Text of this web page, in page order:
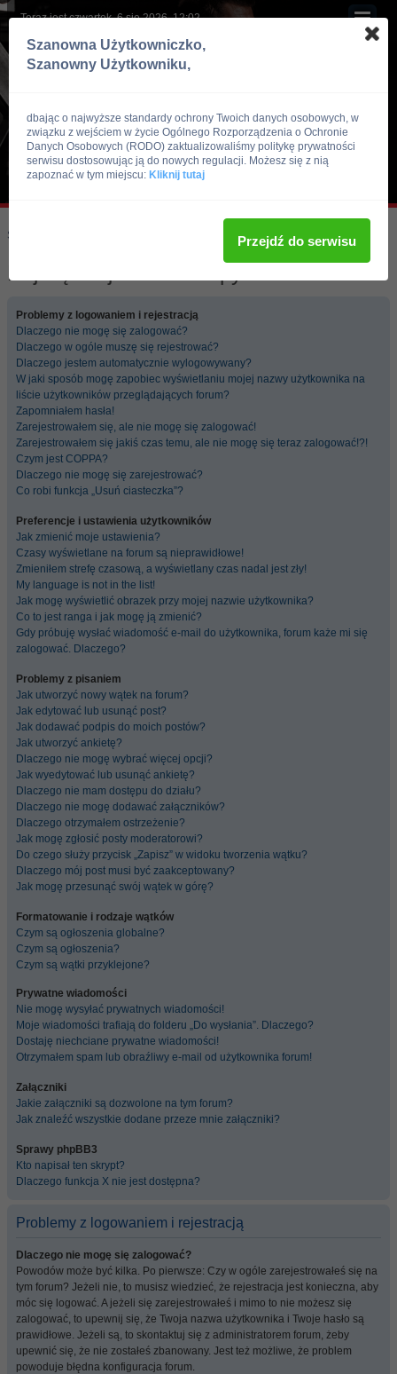
Teraz jest czwartek, 6 sie 2026, 12:02
Skocz do:
Najczęściej zadawane pytania
Problemy z logowaniem i rejestracją
Dlaczego nie mogę się zalogować?
Dlaczego w ogóle muszę się rejestrować?
Dlaczego jestem automatycznie wylogowywany?
W jaki sposób mogę zapobiec wyświetlaniu mojej nazwy użytkownika na
liście użytkowników przeglądających forum?
Zapomniałem hasła!
Zarejestrowałem się, ale nie mogę się zalogować!
Zarejestrowałem się jakiś czas temu, ale nie mogę się teraz zalogować!?!
Czym jest COPPA?
Dlaczego nie mogę się zarejestrować?
Co robi funkcja „Usuń ciasteczka”?
Preferencje i ustawienia użytkowników
Jak zmienić moje ustawienia?
Czasy wyświetlane na forum są nieprawidłowe!
Zmieniłem strefę czasową, a wyświetlany czas nadal jest zły!
My language is not in the list!
Jak mogę wyświetlić obrazek przy mojej nazwie użytkownika?
Co to jest ranga i jak mogę ją zmienić?
Gdy próbuję wysłać wiadomość e-mail do użytkownika, forum każe mi się
zalogować. Dlaczego?
Problemy z pisaniem
Jak utworzyć nowy wątek na forum?
Jak edytować lub usunąć post?
Jak dodawać podpis do moich postów?
Jak utworzyć ankietę?
Dlaczego nie mogę wybrać więcej opcji?
Jak wyedytować lub usunąć ankietę?
Dlaczego nie mam dostępu do działu?
Dlaczego nie mogę dodawać załączników?
Dlaczego otrzymałem ostrzeżenie?
Jak mogę zgłosić posty moderatorowi?
Do czego służy przycisk „Zapisz” w widoku tworzenia wątku?
Dlaczego mój post musi być zaakceptowany?
Jak mogę przesunąć swój wątek w górę?
Formatowanie i rodzaje wątków
Czym są ogłoszenia globalne?
Czym są ogłoszenia?
Czym są wątki przyklejone?
Prywatne wiadomości
Nie mogę wysyłać prywatnych wiadomości!
Moje wiadomości trafiają do folderu „Do wysłania”. Dlaczego?
Dostaję niechciane prywatne wiadomości!
Otrzymałem spam lub obraźliwy e-mail od użytkownika forum!
Załączniki
Jakie załączniki są dozwolone na tym forum?
Jak znaleźć wszystkie dodane przeze mnie załączniki?
Sprawy phpBB3
Kto napisał ten skrypt?
Dlaczego funkcja X nie jest dostępna?
Problemy z logowaniem i rejestracją
Dlaczego nie mogę się zalogować?
Powodów może być kilka. Po pierwsze: Czy w ogóle zarejestrowałeś się na
tym forum? Jeżeli nie, to musisz wiedzieć, że rejestracja jest konieczna, aby
móc się logować. A jeżeli się zarejestrowałeś i mimo to nie możesz się
zalogować, to upewnij się, że Twoja nazwa użytkownika i Twoje hasło są
prawidłowe. Jeżeli są, to skontaktuj się z administratorem forum, żeby
upewnić się, że nie zostałeś zbanowany. Jest też możliwe, że problem
powoduje błędna konfiguracja forum.
Szanowna Użytkowniczko,
Szanowny Użytkowniku,
dbając o najwyższe standardy ochrony Twoich danych osobowych, w
związku z wejściem w życie Ogólnego Rozporządzenia o Ochronie
Danych Osobowych (RODO) zaktualizowaliśmy politykę prywatności
serwisu dostosowując ją do nowych regulacji. Możesz się z nią
zapoznać w tym miejscu: Kliknij tutaj
Przejdź do serwisu